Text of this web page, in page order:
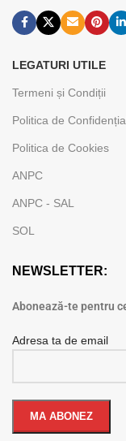
LEGATURI UTILE
Termeni și Condiții
Politica de
Politica de Cookies
ANPC
ANPC - SAL
SOL
NEWSLETTER:
Abonează-te pentru
Adresa ta de email